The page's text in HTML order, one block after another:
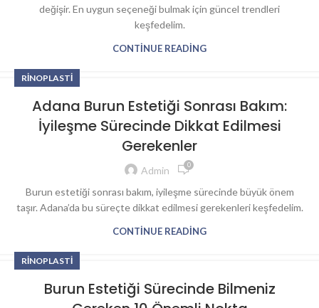
değişir. En uygun seçeneği bulmak için güncel trendleri
keşfedelim.
CONTINUE READING
RINOPLASTI
Adana Burun Estetiği Sonrası Bakım:
İyileşme Sürecinde Dikkat Edilmesi
Gerekenler
Admin 0
Burun estetiği sonrası bakım, iyileşme sürecinde büyük önem
taşır. Adana’da bu süreçte dikkat edilmesi gerekenleri keşfedelim.
CONTINUE READING
RINOPLASTI
Burun Estetiği Sürecinde Bilmeniz